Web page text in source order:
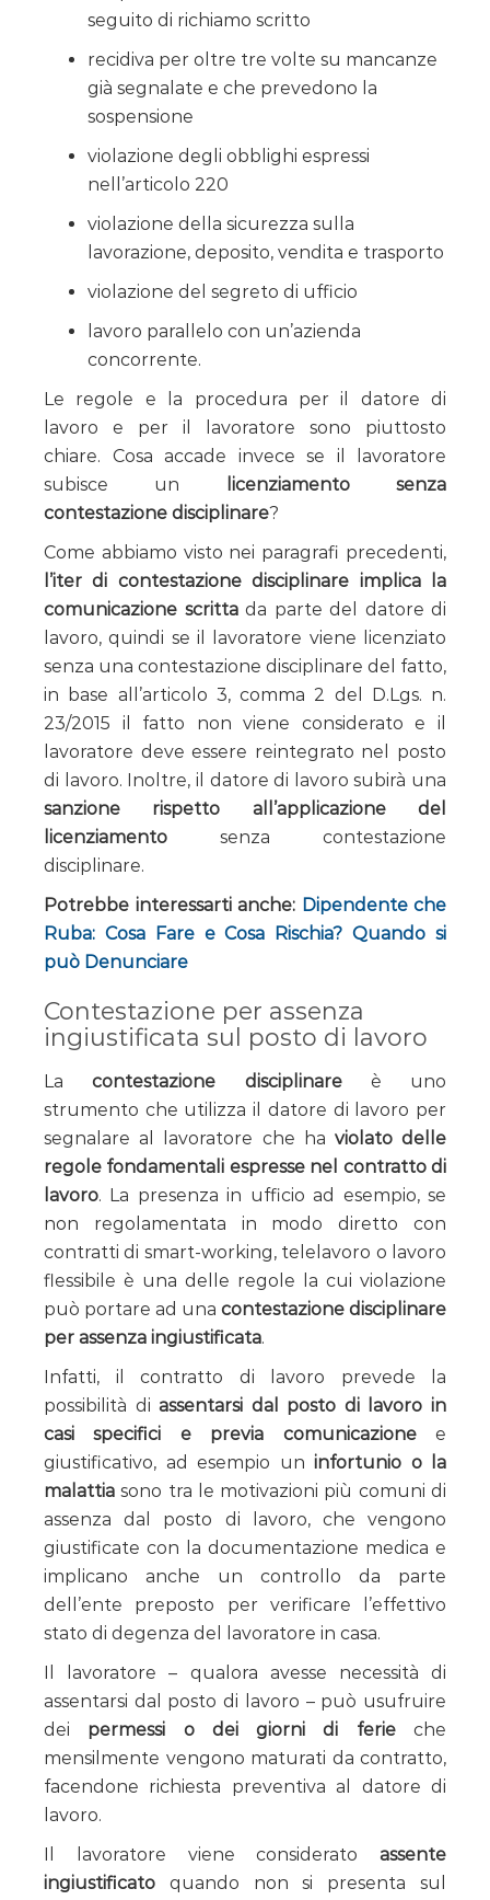
seguito di richiamo scritto
recidiva per oltre tre volte su mancanze
già segnalate e che prevedono la
sospensione
violazione degli obblighi espressi
nell’articolo 220
violazione della sicurezza sulla
lavorazione, deposito, vendita e trasporto
violazione del segreto di ufficio
lavoro parallelo con un’azienda
concorrente.
Le regole e la procedura per il datore di
lavoro e per il lavoratore sono piuttosto
chiare. Cosa accade invece se il lavoratore
subisce un
licenziamento senza
contestazione disciplinare?
Come abbiamo visto nei paragrafi precedenti,
l’iter di contestazione disciplinare implica la
comunicazione scrittada parte del datore di
lavoro, quindi se il lavoratore viene licenziato
senza una contestazione disciplinare del fatto,
in base all’articolo 3, comma 2 del D.Lgs. n.
23/2015 il fatto non viene considerato e il
lavoratore deve essere reintegrato nel posto
di lavoro. Inoltre, il datore di lavoro subirà una
sanzione rispetto all’applicazione del
licenziamento senza contestazione
disciplinare.
Potrebbe interessarti anche: Dipendente che
Ruba: Cosa Fare e Cosa Rischia? Quando si
può Denunciare
Contestazione per assenza
ingiustificata sul posto di lavoro
Lacontestazione disciplinareè uno
strumento che utilizza il datore di lavoro per
segnalare al lavoratore che ha violato delle
regole fondamentali espresse nel contratto di
lavoro. La presenza in ufficio ad esempio, se
non regolamentata in modo diretto con
contratti di smart-working, telelavoro o lavoro
flessibile è una delle regole la cui violazione
può portare ad una contestazione disciplinare
per assenza ingiustificata.
Infatti, il contratto di lavoro prevede la
possibilità diassentarsi dal posto di lavoro in
casi specifici e previa comunicazionee
giustificativo, ad esempio un infortunio o la
malattia sono tra le motivazioni più comuni di
assenza dal posto di lavoro, che vengono
giustificate con la documentazione medica e
implicano anche un controllo da parte
dell’ente preposto per verificare l’effettivo
stato di degenza del lavoratore in casa.
Il lavoratore – qualora avesse necessità di
assentarsi dal posto di lavoro – può usufruire
dei permessi o dei giorni di ferieche
mensilmente vengono maturati da contratto,
facendone richiesta preventiva al datore di
lavoro.
Il lavoratore viene considerato assente
ingiustificato quando non si presenta sul